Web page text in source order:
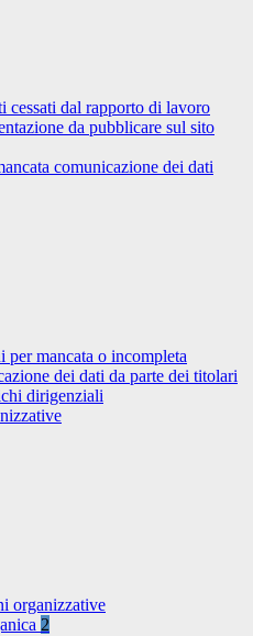
cessati dal rapporto di lavoro
da pubblicare sul sito
comunicazione dei dati
per mancata o incompleta
dei dati da parte dei titolari
dirigenziali
organizzative
2